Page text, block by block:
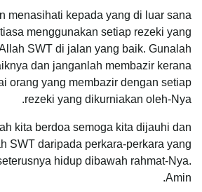
menasihati kepada yang di luar sana
menggunakan setiap rezeki yang
SWT di jalan yang baik. Gunalah
dan janganlah membazir kerana
orang yang membazir dengan setiap
rezeki yang dikurniakan oleh-Nya.
kita berdoa semoga kita dijauhi dan
SWT daripada perkara-perkara yang
hidup dibawah rahmat-Nya.
Amin.